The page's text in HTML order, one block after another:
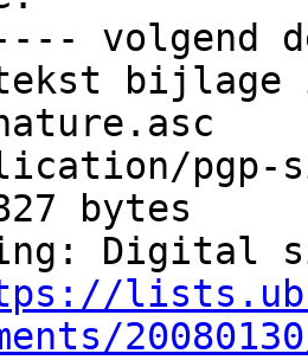
volgend
pgp-
bytes
Digital